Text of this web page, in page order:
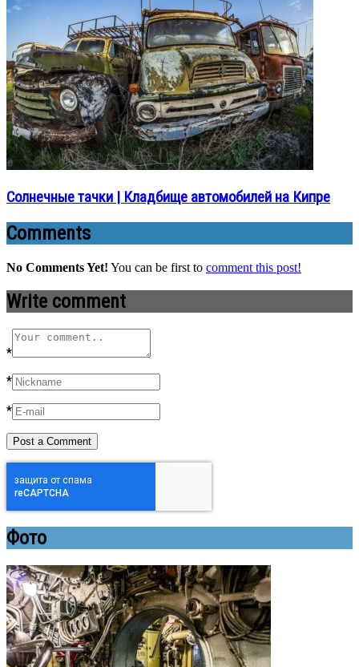
Солнечные тачки | Кладбище автомобилей на Кипре
Comments
No Comments Yet! You can be first to comment this post!
Write comment
*
*
*
Фото